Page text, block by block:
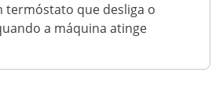
termóstato que desliga o
a máquina atinge